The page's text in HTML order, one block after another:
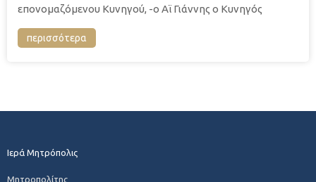
επονομαζόμενου Κυνηγού, -ο Αϊ Γιάννης ο Κυνηγός
περισσότερα
Ιερά Μητρόπολις
Μητροπολίτης